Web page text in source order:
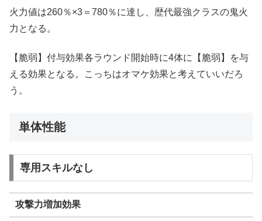
火力値は260％×3＝780％に達し、歴代最強クラスの鬼火
力となる。
【脆弱】付与効果各ラウンド開始時に4体に【脆弱】を与
える効果となる。こっちはオマケ効果と考えていいだろ
う。
単体性能
専用スキルなし
攻撃力増加効果